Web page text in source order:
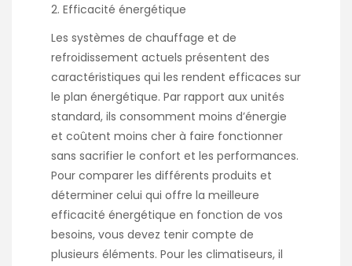
Efficacité énergétique
Les systèmes de chauffage et de
refroidissement actuels présentent des
caractéristiques qui les rendent efficaces sur
le plan énergétique. Par rapport aux unités
standard, ils consomment moins d’énergie
et coûtent moins cher à faire fonctionner
sans sacrifier le confort et les performances.
Pour comparer les différents produits et
déterminer celui qui offre la meilleure
efficacité énergétique en fonction de vos
besoins, vous devez tenir compte de
plusieurs éléments. Pour les climatiseurs, il